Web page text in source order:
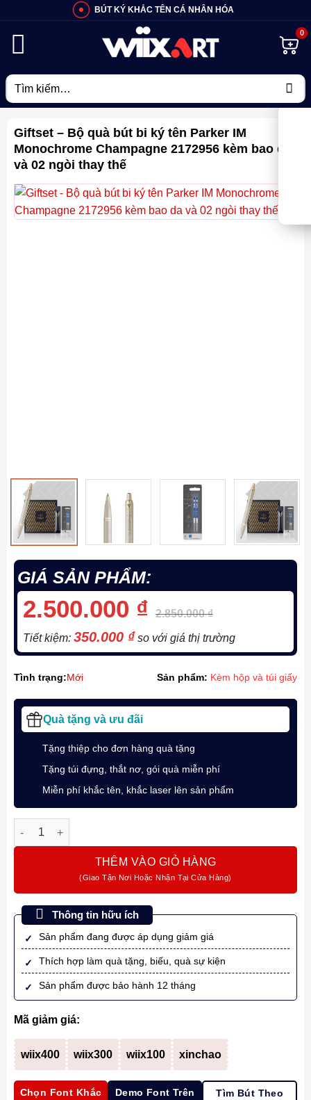
BÚT KÝ KHẮC TÊN CÁ NHÂN HÓA
Tìm
kiếm:
Giftset – Bộ quà bút bi ký tên Parker IM
Monochrome Champagne 2172956 kèm bao da
và 02 ngòi thay thế
GIÁ SẢN PHẨM:
2.500.000 ₫ 2.850.000₫
Tiết kiệm: 350.000 ₫so với giá thị trường
Tình trạng:Mới Sản phẩm: Kèm hộp và túi giấy
Quà tặng và ưu đãi
Tặng thiệp cho đơn hàng quà tặng
Tặng túi đựng, thắt nơ, gói quà miễn phí
Miễn phí khắc tên, khắc laser lên sản phẩm
Giftset - Bộ quà bút bi ký tên Parker IM Monochrome
THÊM VÀO GIỎ HÀNG
Thông tin hữu ích
Sản phẩm đang được áp dụng giảm giá
Thích hợp làm quà tặng, biếu, quà sự kiện
Sản phẩm được bảo hành 12 tháng
Mã giảm giá:
wiix400 wiix300 wiix100 xinchao
Chọn Font Khắc
Demo Font Trên
Tìm Bút Theo